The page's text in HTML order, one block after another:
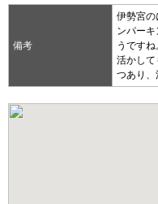
備考
伊勢宮の
ンパー
うです
活かして
つあり、